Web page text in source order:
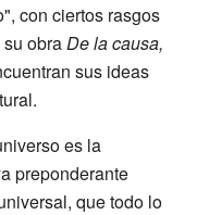
con ciertos rasgos
obraDe la causa,
sus ideas
es la
preponderante
que todo lo